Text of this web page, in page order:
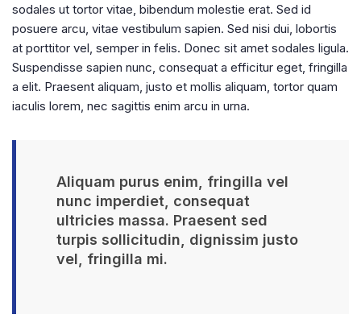
sodales ut tortor vitae, bibendum molestie erat. Sed id
posuere arcu, vitae vestibulum sapien. Sed nisi dui, lobortis
at porttitor vel, semper in felis. Donec sit amet sodales ligula.
Suspendisse sapien nunc, consequat a efficitur eget, fringilla
a elit. Praesent aliquam, justo et mollis aliquam, tortor quam
iaculis lorem, nec sagittis enim arcu in urna.
Aliquam purus enim, fringilla vel
nunc imperdiet, consequat
ultricies massa. Praesent sed
turpis sollicitudin, dignissim justo
vel, fringilla mi.